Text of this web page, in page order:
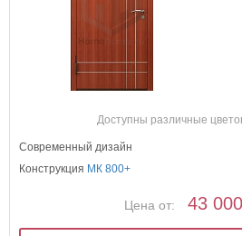
Доступны различные
Современный дизайн
Конструкция МК 800+
Цена от: 43